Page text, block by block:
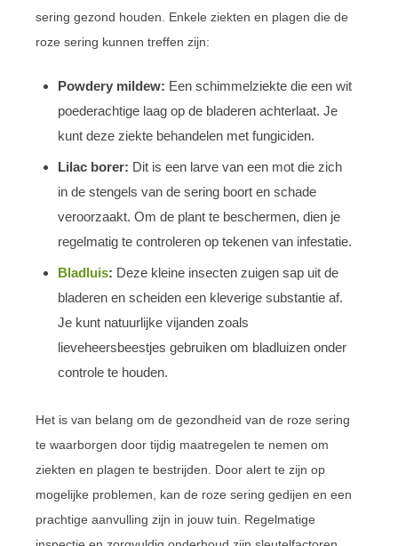
sering gezond houden. Enkele ziekten en plagen die de
roze sering kunnen treffen zijn:
Powdery mildew: Een schimmelziekte die een wit
poederachtige laag op de bladeren achterlaat. Je
kunt deze ziekte behandelen met fungiciden.
Lilac borer: Dit is een larve van een mot die zich
in de stengels van de sering boort en schade
veroorzaakt. Om de plant te beschermen, dien je
regelmatig te controleren op tekenen van infestatie.
Bladluis: Deze kleine insecten zuigen sap uit de
bladeren en scheiden een kleverige substantie af.
Je kunt natuurlijke vijanden zoals
lieveheersbeestjes gebruiken om bladluizen onder
controle te houden.
Het is van belang om de gezondheid van de roze sering
te waarborgen door tijdig maatregelen te nemen om
ziekten en plagen te bestrijden. Door alert te zijn op
mogelijke problemen, kan de roze sering gedijen en een
prachtige aanvulling zijn in jouw tuin. Regelmatige